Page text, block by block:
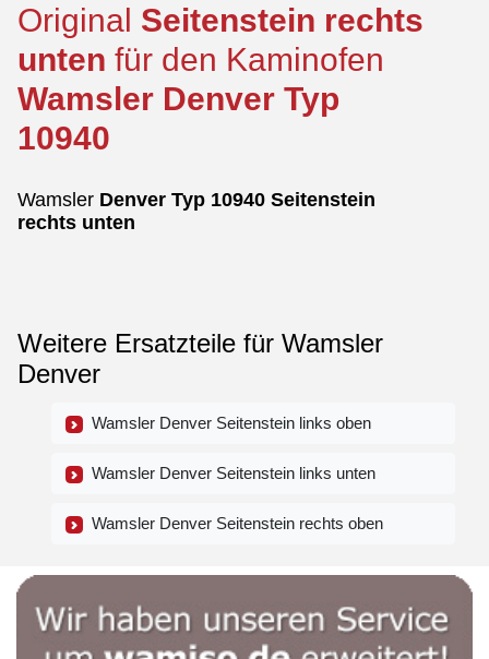
Original Seitenstein rechts
unten für den Kaminofen
Wamsler Denver Typ
10940
Wamsler Denver Typ 10940 Seitenstein
rechts unten
Weitere Ersatzteile für Wamsler
Denver
Wamsler Denver Seitenstein links oben
Wamsler Denver Seitenstein links unten
Wamsler Denver Seitenstein rechts oben